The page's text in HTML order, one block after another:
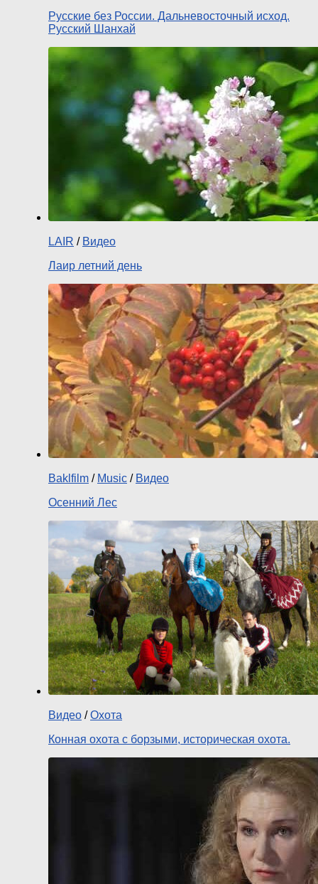
Русские без России. Дальневосточный исход.
Русский Шанхай
LAIR / Видео
Лаир летний день
Baklfilm / Music / Видео
Осенний Лес
Видео /Охота
Конная охота с борзыми, историческая охота.